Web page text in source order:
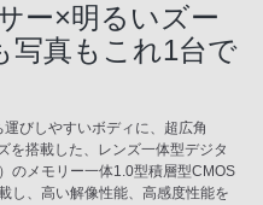
ー×明るいズー
写真もこれ1台で
びしやすいボディに、超広角
を搭載した、レンズ一体型デジタ
のメモリー一体1.0型積層型CMOS
し、高い解像性能、高感度性能を